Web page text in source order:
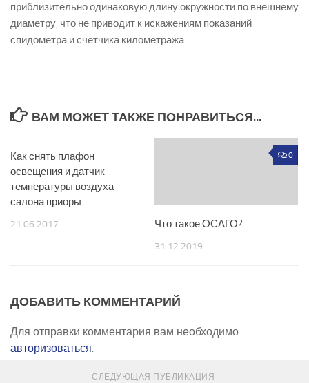
приблизительно одинаковую длину окружности по внешнему
диаметру, что не приводит к искажениям показаний
спидометра и счетчика километража.
ВАМ МОЖЕТ ТАКЖЕ ПОНРАВИТЬСЯ...
Как снять плафон
освещения и датчик
температуры воздуха
салона приоры
21.06.2017
0
Что такое ОСАГО?
31.12.2019
ДОБАВИТЬ КОММЕНТАРИЙ
Для отправки комментария вам необходимо
авторизоваться.
СЛЕДУЮЩАЯ ПУБЛИКАЦИЯ